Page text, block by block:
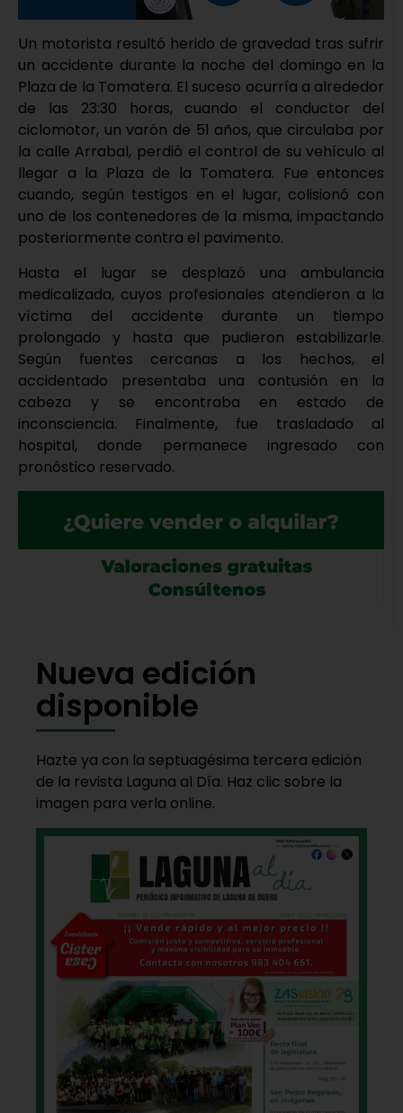
Un motorista resultó herido de gravedad tras sufrir
un accidente durante la noche del domingo en la
Plaza de la Tomatera. El suceso ocurría a alrededor
de las 23:30 horas, cuando el conductor del
ciclomotor, un varón de 51 años, que circulaba por
la calle Arrabal, perdió el control de su vehículo al
llegar a la Plaza de la Tomatera. Fue entonces
cuando, según testigos en el lugar, colisionó con
uno de los contenedores de la misma, impactando
posteriormente contra el pavimento.
Hasta el lugar se desplazó una ambulancia
medicalizada, cuyos profesionales atendieron a la
víctima del accidente durante un tiempo
prolongado y hasta que pudieron estabilizarle.
Según fuentes cercanas a los hechos, el
accidentado presentaba una contusión en la
cabeza y se encontraba en estado de
inconsciencia. Finalmente, fue trasladado al
hospital, donde permanece ingresado con
pronóstico reservado.
Nueva edición
disponible
Hazte ya con la septuagésima tercera edición
de la revista Laguna al Día. Haz clic sobre la
imagen para verla online.